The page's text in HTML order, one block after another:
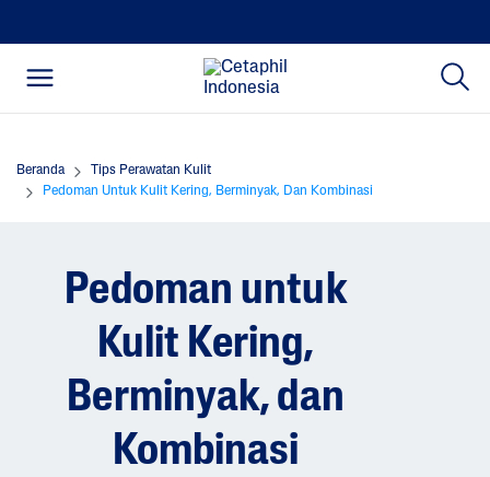
Beranda
Tips Perawatan Kulit
Pedoman Untuk Kulit Kering, Berminyak, Dan Kombinasi
Pedoman untuk
Kulit Kering,
Berminyak, dan
Kombinasi